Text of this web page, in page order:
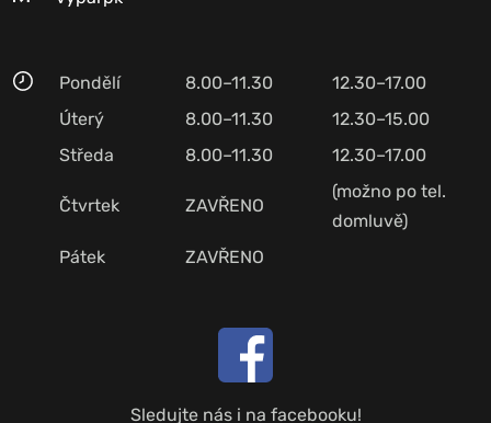
Pondělí 8.00–11.30
12.30–17.00
Úterý
8.00–11.30
12.30–15.00
Středa
8.00–11.30 12.30–17.00
Čtvrtek ZAVŘENO
(možno po tel.
domluvě)
Pátek
ZAVŘENO
Sledujte nás i na facebooku!